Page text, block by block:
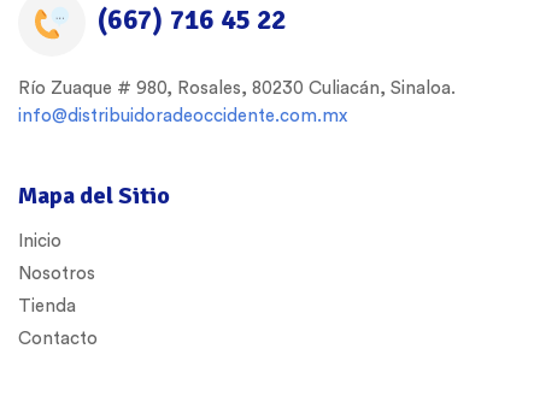
Mapa del Sitio
Inicio
Nosotros
Tienda
Contacto
(667) 716 45 22
Río Zuaque # 980, Rosales, 80230 Culiacán, Sinaloa.
info@distribuidoradeoccidente.com.mx